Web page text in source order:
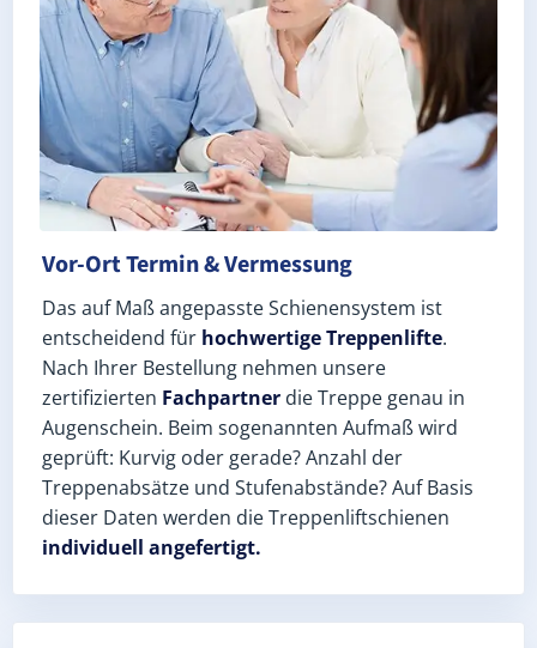
Vor-Ort Termin & Vermessung
Das auf Maß angepasste Schienensystem ist
entscheidend für hochwertige Treppenlifte.
Nach Ihrer Bestellung nehmen unsere
zertifizierten Fachpartner die Treppe genau in
Augenschein. Beim sogenannten Aufmaß wird
geprüft: Kurvig oder gerade? Anzahl der
Treppenabsätze und Stufenabstände? Auf Basis
dieser Daten werden die Treppenliftschienen
individuell angefertigt.